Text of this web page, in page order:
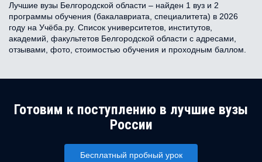
Лучшие вузы Белгородской области – найден 1 вуз и 2
программы обучения (бакалавриата, специалитета) в 2026
году на Учёба.ру. Список университетов, институтов,
академий, факультетов Белгородской области с адресами,
отзывами, фото, стоимостью обучения и проходным баллом.
Готовим к поступлению в лучшие вузы
России
Бесплатный пробный урок